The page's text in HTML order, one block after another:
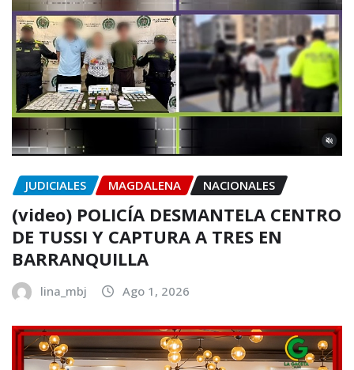
JUDICIALES MAGDALENA NACIONALES
(video) POLICÍA DESMANTELA CENTRO
DE TUSSI Y CAPTURA A TRES EN
BARRANQUILLA
lina_mbj Ago 1, 2026